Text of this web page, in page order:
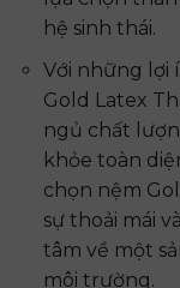
hệ sinh thái.
Với những lợi
Gold Latex
ngủ chất
khỏe toàn
chọn nệm
sự thoải mái
tâm về một
môi trường.